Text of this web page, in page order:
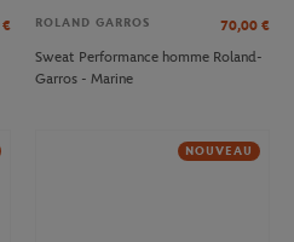
€
ROLAND GARROS 70,00 €
Sweat Performance homme Roland-
Garros - Marine
NOUVEAU